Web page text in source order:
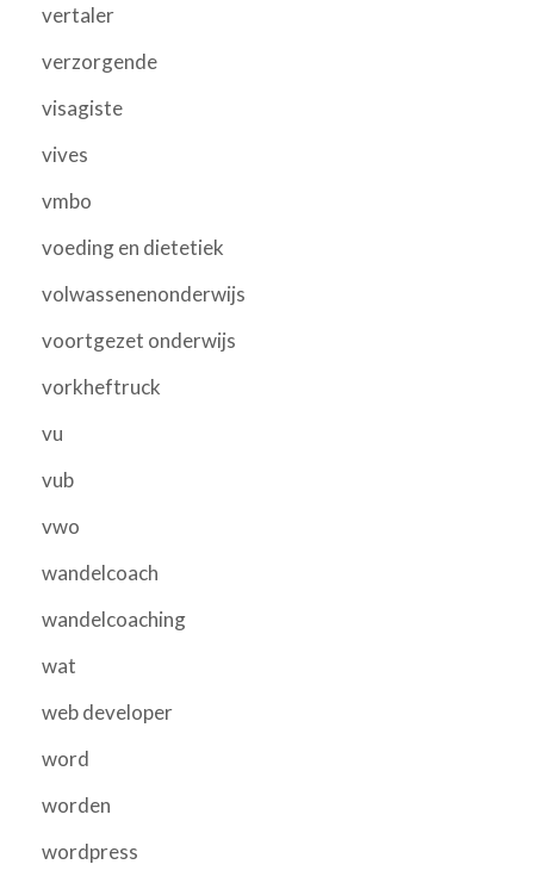
vertaler
verzorgende
visagiste
vives
vmbo
voeding en dietetiek
volwassenenonderwijs
voortgezet onderwijs
vorkheftruck
vu
vub
vwo
wandelcoach
wandelcoaching
wat
web developer
word
worden
wordpress